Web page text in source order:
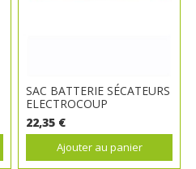
SAC BATTERIE SÉCATEURS
ELECTROCOUP
22,35 €
Ajouter au panier